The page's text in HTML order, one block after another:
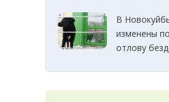
В
изменены
отлову